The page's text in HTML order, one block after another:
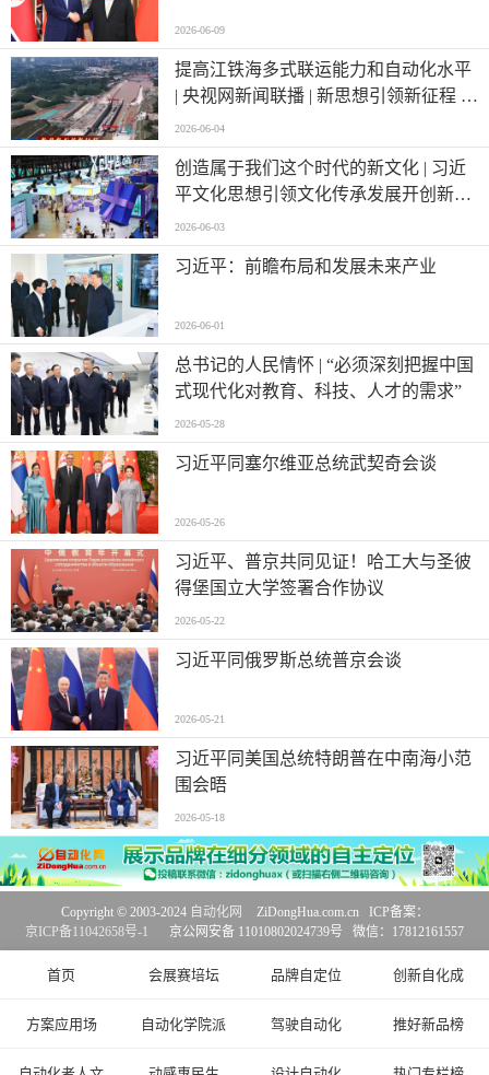
2026-06-09
提高江铁海多式联运能力和自动化水平
| 央视网新闻联播 | 新思想引领新征程 |
西部陆海新通道跑出高水平对外开放
“加速度”
2026-06-04
创造属于我们这个时代的新文化 | 习近
平文化思想引领文化传承发展开创新局
面
2026-06-03
习近平：前瞻布局和发展未来产业
2026-06-01
总书记的人民情怀 | “必须深刻把握中国
式现代化对教育、科技、人才的需求”
2026-05-28
习近平同塞尔维亚总统武契奇会谈
2026-05-26
习近平、普京共同见证！哈工大与圣彼
得堡国立大学签署合作协议
2026-05-22
习近平同俄罗斯总统普京会谈
2026-05-21
习近平同美国总统特朗普在中南海小范
围会晤
2026-05-18
首页 会展赛培坛 品牌自定位 创新自化成
方案应用场 自动化学院派 驾驶自动化 推好新品榜
Copyright © 2003-2024 自动化网
ZiDongHua.com.cn ICP备案：
京ICP备11042658号-1
京公网安备 11010802024739号 微信：17812161557